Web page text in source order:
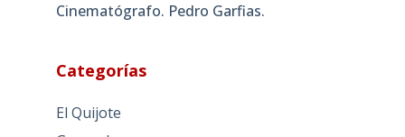
Cinematógrafo. Pedro Garfias.
Categorías
El Quijote